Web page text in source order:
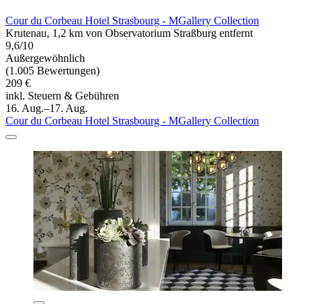
Cour du Corbeau Hotel Strasbourg - MGallery Collection
Krutenau, 1,2 km von Observatorium Straßburg entfernt
9,6/10
Außergewöhnlich
(1.005 Bewertungen)
209 €
inkl. Steuern & Gebühren
16. Aug.–17. Aug.
Cour du Corbeau Hotel Strasbourg - MGallery Collection